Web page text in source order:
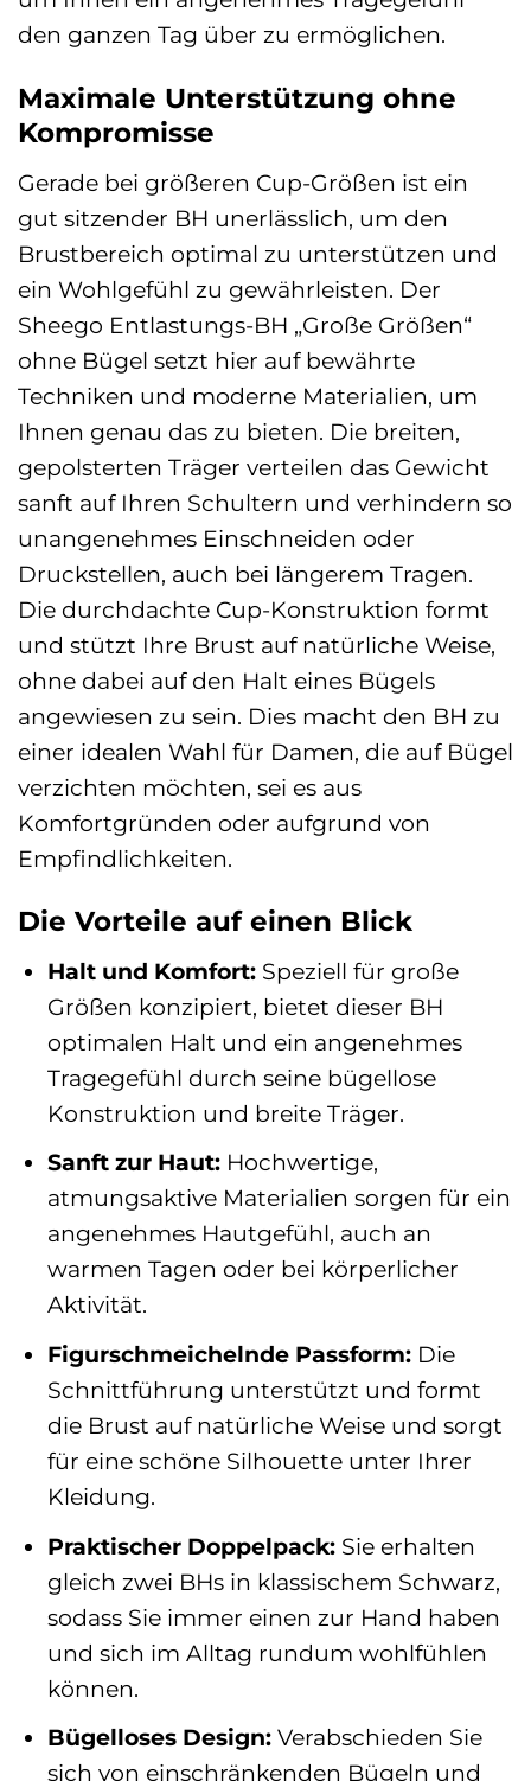
den ganzen Tag über zu ermöglichen.
Maximale Unterstützung ohne
Kompromisse
Gerade bei größeren Cup-Größen ist ein
gut sitzender BH unerlässlich, um den
Brustbereich optimal zu unterstützen und
ein Wohlgefühl zu gewährleisten. Der
Sheego Entlastungs-BH „Große Größen“
ohne Bügel setzt hier auf bewährte
Techniken und moderne Materialien, um
Ihnen genau das zu bieten. Die breiten,
gepolsterten Träger verteilen das Gewicht
sanft auf Ihren Schultern und verhindern so
unangenehmes Einschneiden oder
Druckstellen, auch bei längerem Tragen.
Die durchdachte Cup-Konstruktion formt
und stützt Ihre Brust auf natürliche Weise,
ohne dabei auf den Halt eines Bügels
angewiesen zu sein. Dies macht den BH zu
einer idealen Wahl für Damen, die auf Bügel
verzichten möchten, sei es aus
Komfortgründen oder aufgrund von
Empfindlichkeiten.
Die Vorteile auf einen Blick
Halt und Komfort:Speziell für große
Größen konzipiert, bietet dieser BH
optimalen Halt und ein angenehmes
Tragegefühl durch seine bügellose
Konstruktion und breite Träger.
Sanft zur Haut:Hochwertige,
atmungsaktive Materialien sorgen für ein
angenehmes Hautgefühl, auch an
warmen Tagen oder bei körperlicher
Aktivität.
Figurschmeichelnde Passform:Die
Schnittführung unterstützt und formt
die Brust auf natürliche Weise und sorgt
für eine schöne Silhouette unter Ihrer
Kleidung.
Praktischer Doppelpack:Sie erhalten
gleich zwei BHs in klassischem Schwarz,
sodass Sie immer einen zur Hand haben
und sich im Alltag rundum wohlfühlen
können.
Bügelloses Design:Verabschieden Sie
sich von einschränkenden Bügeln und